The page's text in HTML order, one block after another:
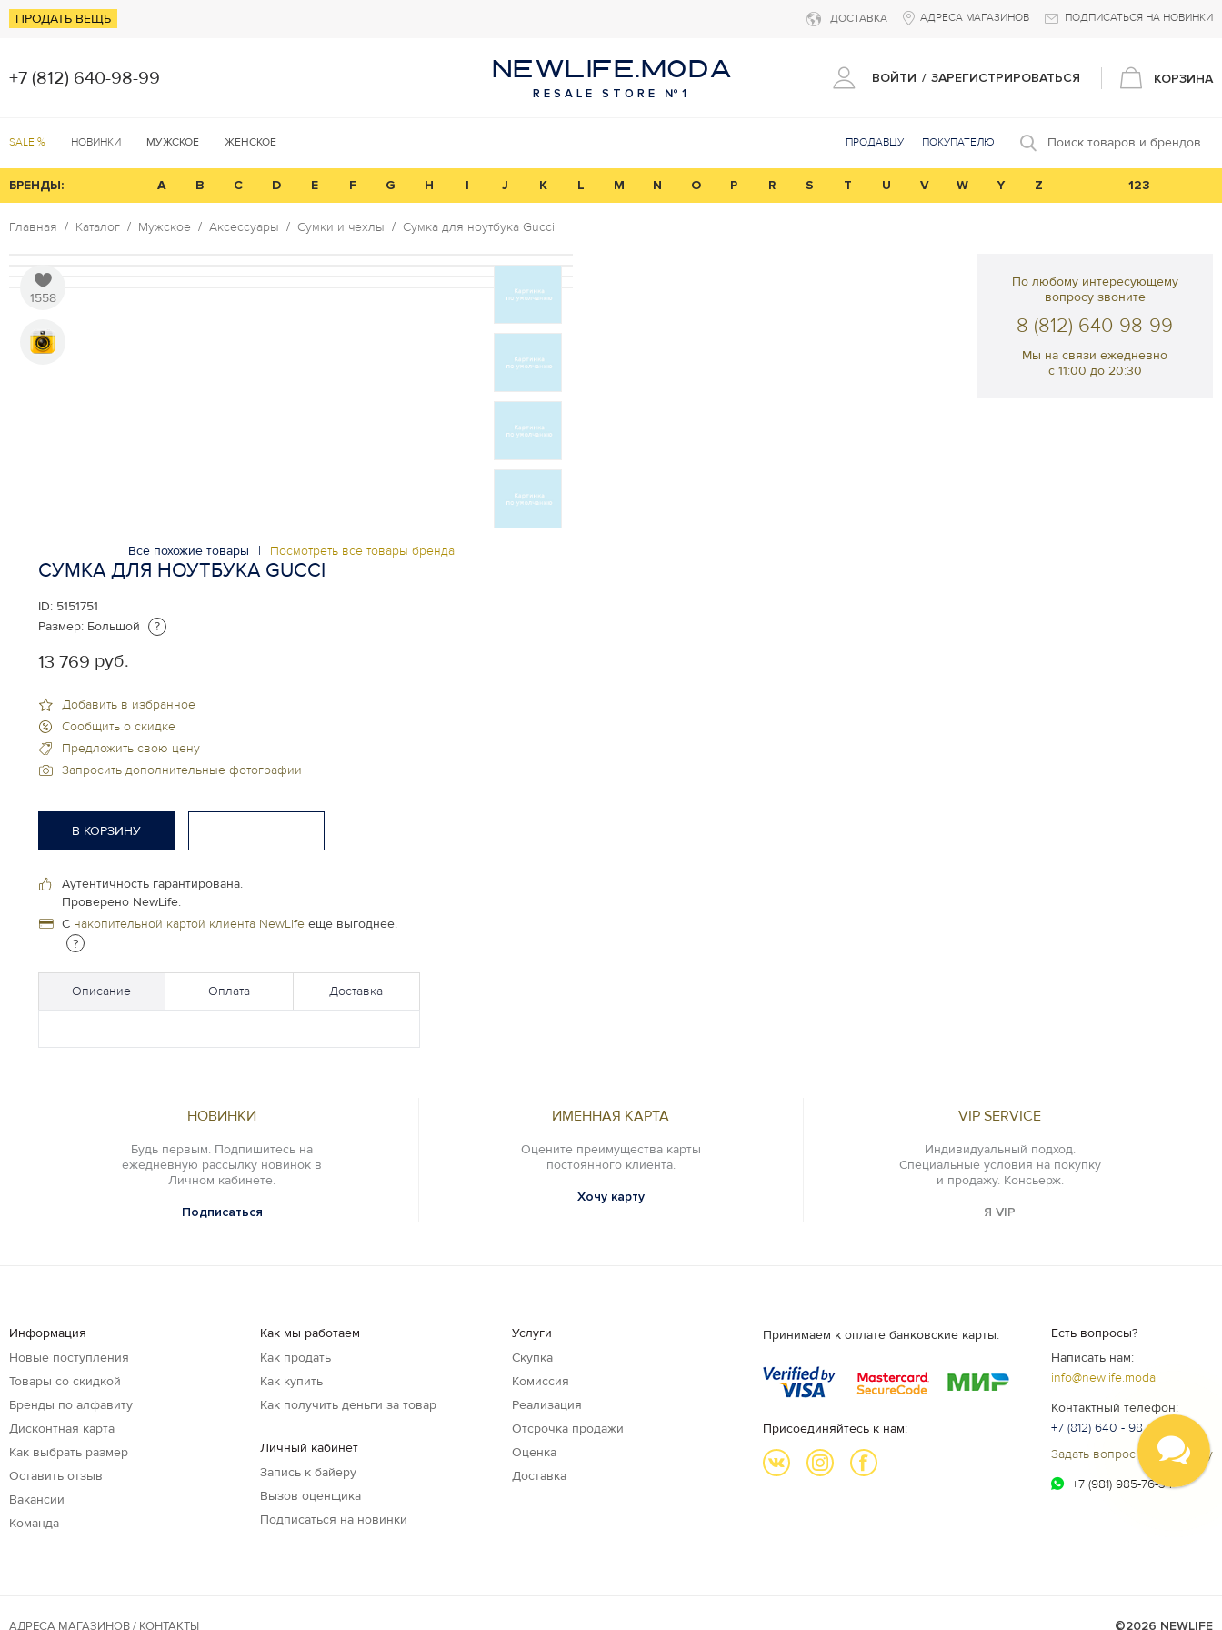
ПРОДАТЬ ВЕЩЬ ДОСТАВКА АДРЕСА МАГАЗИНОВ ПОДПИСАТЬСЯ НА НОВИНКИ
+7 (812) 640-98-99 NEWLIFE.MODA
RESALE STORE №1
ВОЙТИ / ЗАРЕГИСТРИРОВАТЬСЯ КОРЗИНА
SALE % НОВИНКИ МУЖСКОЕ ЖЕНСКОЕ ПРОДАВЦУ ПОКУПАТЕЛЮ Поиск товаров и брендов
БРЕНДЫ: A B C D E F G H I J K L M N O P R S T U V W Y Z 123
Главная Каталог Мужское Аксессуары Сумки и чехлы Сумка для ноутбука Gucci
1558
Все похожие товары | Посмотреть все товары бренда
СУМКА ДЛЯ НОУТБУКА GUCCI
ID: 5151751
Размер: Большой ?
13 769 руб.
Добавить в избранное
Сообщить о скидке
Предложить свою цену
Запросить дополнительные фотографии
В КОРЗИНУ
Аутентичность гарантирована.
Проверено NewLife.
С накопительной картой клиента NewLife еще выгоднее.
?
Описание Оплата Доставка
По любому интересующему
вопросу звоните
8 (812) 640-98-99
Мы на связи ежедневно
с 11:00 до 20:30
НОВИНКИ
Будь первым. Подпишитесь на
ежедневную рассылку новинок в
Личном кабинете.
Подписаться
ИМЕННАЯ КАРТА
Оцените преимущества карты
постоянного клиента.
Хочу карту
VIP SERVICE
Индивидуальный подход.
Специальные условия на покупку
и продажу. Консьерж.
Я VIP
Информация
Новые поступления
Товары со скидкой
Бренды по алфавиту
Дисконтная карта
Как выбрать размер
Оставить отзыв
Вакансии
Команда
Как мы работаем
Как продать
Как купить
Как получить деньги за товар
Личный кабинет
Запись к байеру
Вызов оценщика
Подписаться на новинки
Услуги
Скупка
Комиссия
Реализация
Отсрочка продажи
Оценка
Доставка
Принимаем к оплате банковские карты.
Присоединяйтесь к нам:
Есть вопросы?
Написать нам:
info@newlife.moda
Контактный телефон:
+7 (812) 640 - 98 - 99
Задать вопрос специалисту
+7 (981) 985-76-34
АДРЕСА МАГАЗИНОВ / КОНТАКТЫ ©2026 NEWLIFE